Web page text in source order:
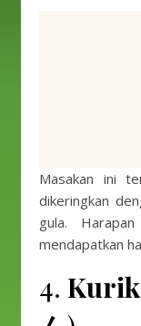
Masakan ini
dikeringkan
gula.
mendapatkan
4.